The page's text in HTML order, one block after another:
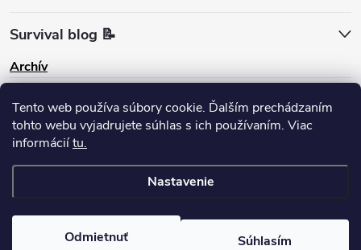
Tento web používa súbory cookie. Ďalším prechádzaním
tohto webu vyjadrujete súhlas s ich používaním. Viac
informáciítu.
Nastavenie
Odmietnuť Súhlasím
Survival blog 📝
Archív
Pinterest
survival-shop. Všetky práva vyhradené.